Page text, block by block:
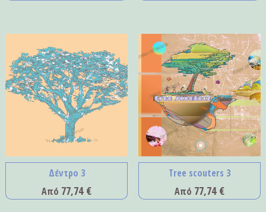
Δέντρο 3
Από 77,74 €
Tree scouters 3
Από 77,74 €